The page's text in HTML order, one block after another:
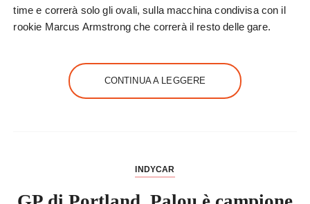
time e correrà solo gli ovali, sulla macchina condivisa con il
rookie Marcus Armstrong che correrà il resto delle gare.
CONTINUA A LEGGERE
INDYCAR